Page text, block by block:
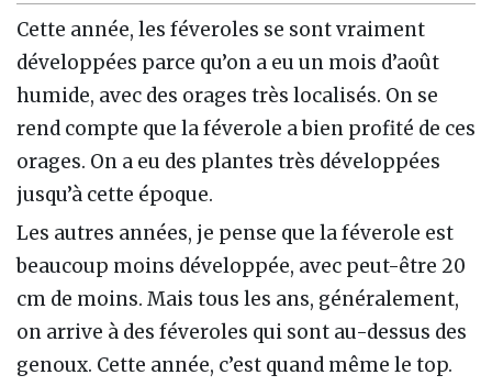
Cette année, les féveroles se sont vraiment
développées parce qu’on a eu un mois d’août
humide, avec des orages très localisés. On se
rend compte que la féverole a bien profité de ces
orages. On a eu des plantes très développées
jusqu’à cette époque.
Les autres années, je pense que la féverole est
beaucoup moins développée, avec peut-être 20
cm de moins. Mais tous les ans, généralement,
on arrive à des féveroles qui sont au-dessus des
genoux. Cette année, c’est quand même le top.